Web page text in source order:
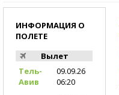
ИНФОРМАЦИЯ О
ПОЛЕТЕ
Вылет
Тель-
Авив
09.09.26
06:20